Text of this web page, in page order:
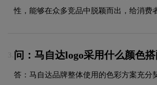
性，能够在众多竞品中脱颖而出，给消费
3. 问：马自达logo采用什么颜色搭
答：马自达品牌整体使用的色彩方案充分